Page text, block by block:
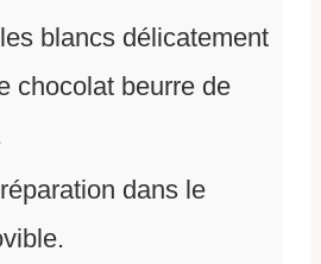
blancs délicatement
chocolat beurre de
dans le